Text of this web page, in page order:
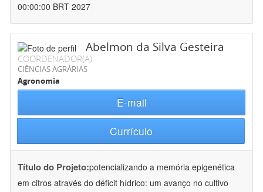
00:00:00 BRT 2027
Abelmon da Silva Gesteira
COORDENADOR(A)
CIÊNCIAS AGRÁRIAS
Agronomia
E-mail
Currículo
Título do Projeto:potencializando a memória epigenética
em citros através do déficit hídrico: um avanço no cultivo